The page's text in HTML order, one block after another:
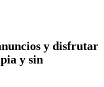
y disfrutar
y sin